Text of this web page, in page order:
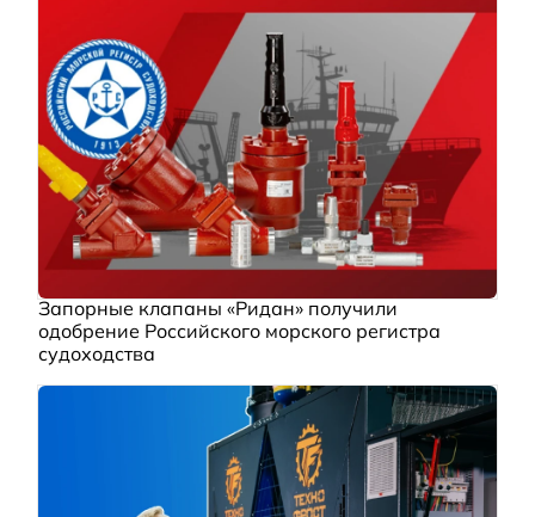
Запорные клапаны «Ридан» получили
одобрение Российского морского регистра
судоходства